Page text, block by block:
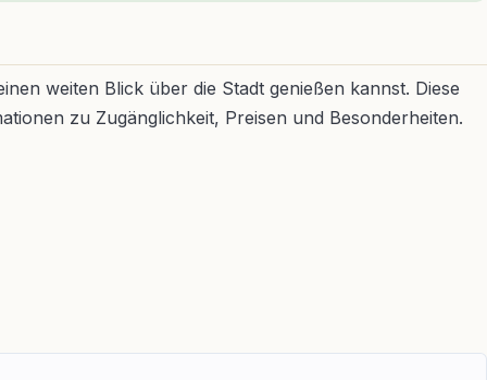
weiten Blick über die Stadt genießen kannst. Diese
zu Zugänglichkeit, Preisen und Besonderheiten.